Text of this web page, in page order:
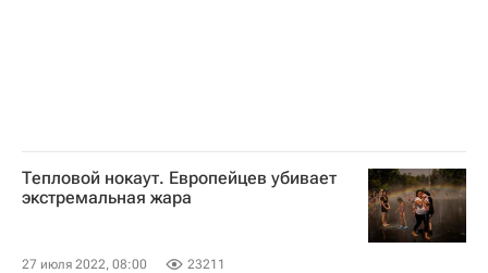
Тепловой нокаут. Европейцев убивает
экстремальная жара
27 июля 2022, 08:00 23211